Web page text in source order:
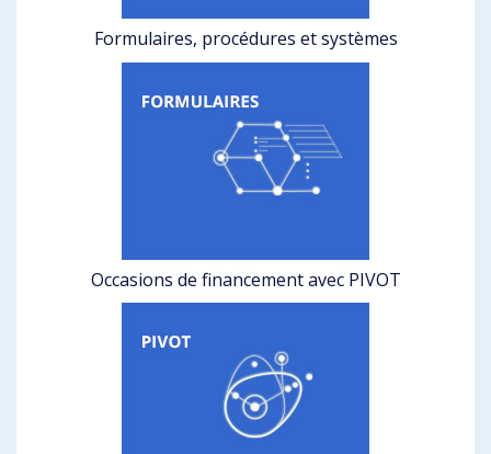
Formulaires, procédures et systèmes
Occasions de financement avec PIVOT